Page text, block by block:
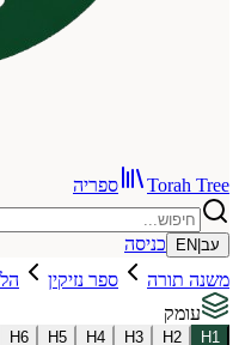
ספריה
כניסה
ספר נזיקין הלכות נזקי
H3
H4
H5
H6